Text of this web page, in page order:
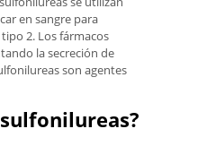
en sangre para
2. Los fármacos
la secreción de
son agentes